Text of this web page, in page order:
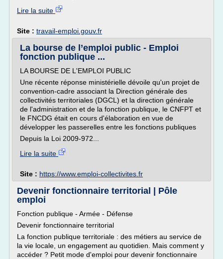
Lire la suite
Site : travail-emploi.gouv.fr
La bourse de l’emploi public - Emploi
fonction publique ...
LA BOURSE DE L'EMPLOI PUBLIC
Une récente réponse ministérielle dévoile qu'un projet de
convention-cadre associant la Direction générale des
collectivités territoriales (DGCL) et la direction générale
de l'administration et de la fonction publique, le CNFPT et
le FNCDG était en cours d'élaboration en vue de
développer les passerelles entre les fonctions publiques
Depuis la Loi 2009-972...
Lire la suite
Site : https://www.emploi-collectivites.fr
Devenir fonctionnaire territorial | Pôle
emploi
Fonction publique - Armée - Défense
Devenir fonctionnaire territorial
La fonction publique territoriale : des métiers au service de
la vie locale, un engagement au quotidien. Mais comment y
accéder ? Petit mode d'emploi pour devenir fonctionnaire